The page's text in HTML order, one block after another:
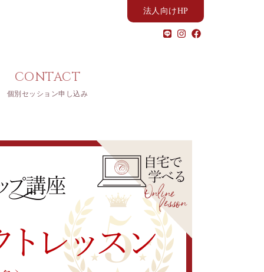
法人向けHP
CONTACT
個別セッション申し込み